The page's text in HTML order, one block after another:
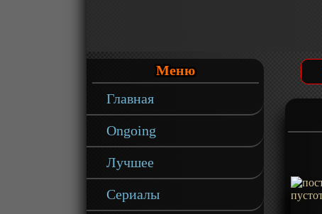
Меню
Главная
Ongoing
Лучшее
Сериалы